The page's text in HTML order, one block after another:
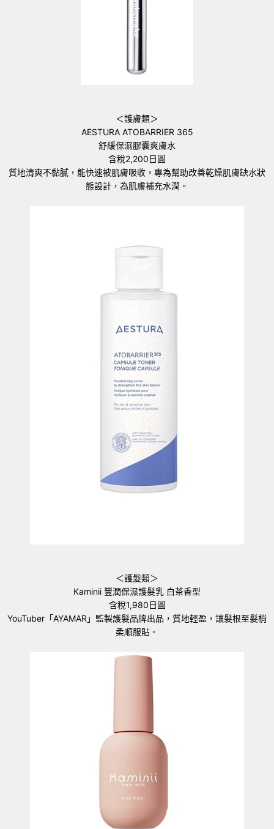
＜護膚類＞
AESTURA ATOBARRIER 365
舒緩保濕膠囊爽膚水
含稅2,200日圓
質地清爽不黏膩，能快速被肌膚吸收，專為幫助改善乾燥肌膚缺水狀
態設計，為肌膚補充水潤。
＜護髮類＞
Kaminii 豐潤保濕護髮乳 白茶香型
含稅1,980日圓
YouTuber「AYAMAR」監製護髮品牌出品，質地輕盈，讓髮根至髮梢
柔順服貼。